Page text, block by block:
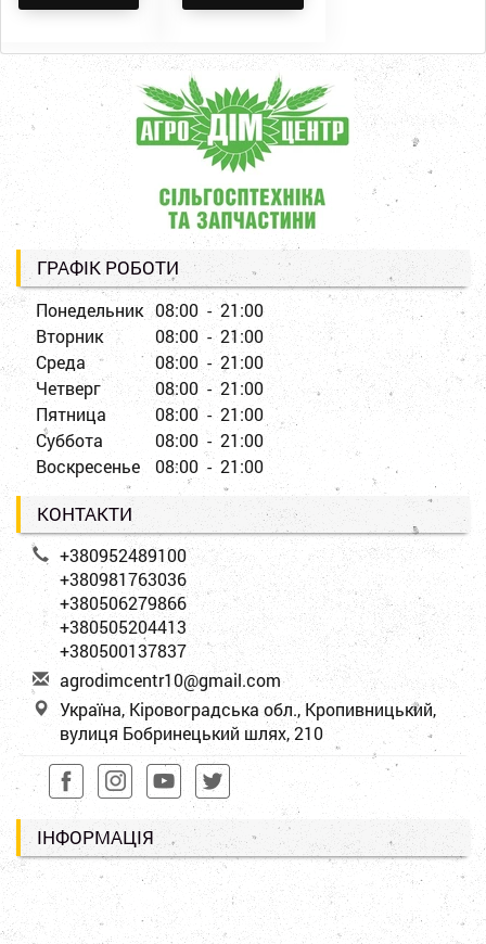
ГРАФІК РОБОТИ
Понедельник 08:00 - 21:00
Вторник
08:00 - 21:00
Среда
08:00 - 21:00
Четверг
08:00 - 21:00
Пятница
08:00 - 21:00
Суббота
08:00 - 21:00
Воскресенье
08:00 - 21:00
КОНТАКТИ
+380952489100
+380981763036
+380506279866
+380505204413
+380500137837
agrodimcentr10@gmail.com
Україна, Кіровоградська обл., Кропивницький,
вулиця Бобринецький шлях, 210
ІНФОРМАЦІЯ